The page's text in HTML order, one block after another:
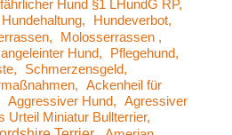
Hund §1 LHundG RP
Hundehaltung Hundeverbot
Molosserrassen
Hund
Pflegehund
Schmerzensgeld
Ackenheil für
Aggressiver Hund
Agressiver
Urteil Miniatur Bullterrier